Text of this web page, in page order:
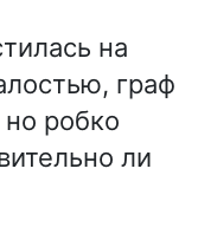
на
граф
робко
ли